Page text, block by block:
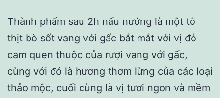
Thành phẩm sau 2h nấu nướng là một tô
thịt bò sốt vang với gấc bắt mắt với vị đỏ
cam quen thuộc của rượi vang với gấc,
cùng với đó là hương thơm lừng của các loại
thảo mộc, cuối cùng là vị tươi ngon và mềm